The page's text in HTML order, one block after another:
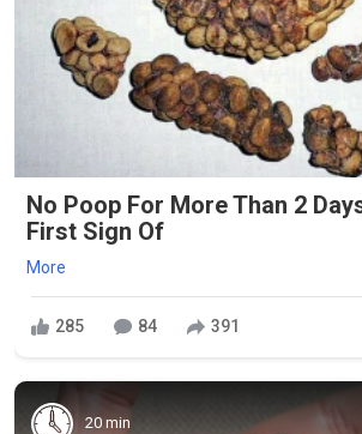
No Poop For More Than 2
First Sign Of
More
285 84 391
20 min